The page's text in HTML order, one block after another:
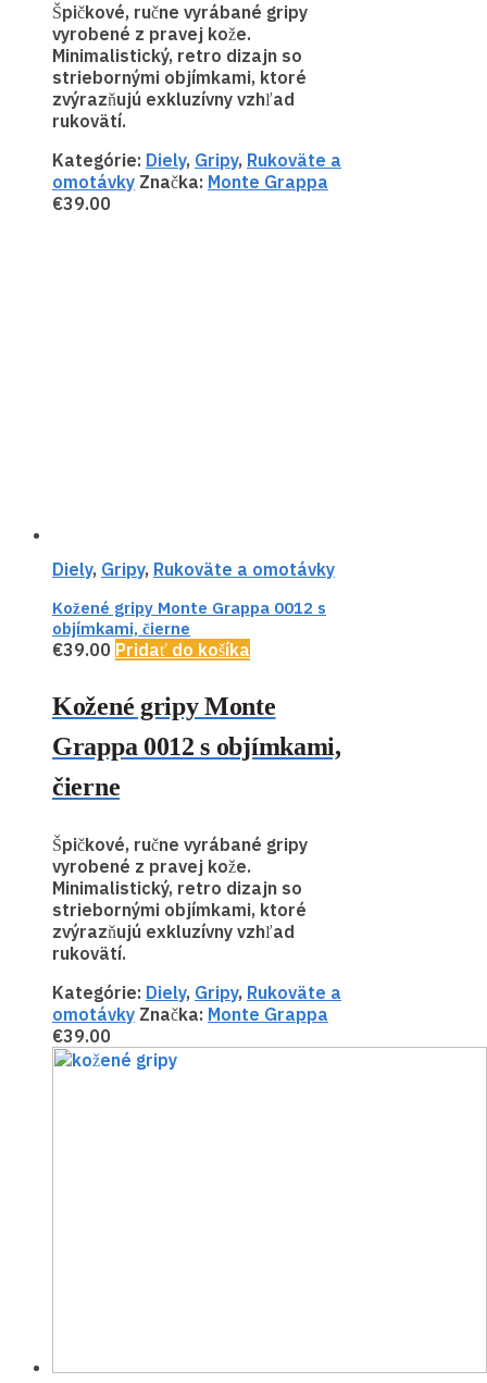
Špičkové, ručne vyrábané gripy
vyrobené z pravej kože.
Minimalistický, retro dizajn so
striebornými objímkami, ktoré
zvýrazňujú exkluzívny vzhľad
rukovätí.
Kategórie: Diely, Gripy, Rukoväte a
omotávky Značka: Monte Grappa
€39.00
Diely, Gripy, Rukoväte a omotávky
Kožené gripy Monte Grappa 0012 s
objímkami, čierne
€39.00 Pridať do košíka
Kožené gripy Monte
Grappa 0012 s objímkami,
čierne
Špičkové, ručne vyrábané gripy
vyrobené z pravej kože.
Minimalistický, retro dizajn so
striebornými objímkami, ktoré
zvýrazňujú exkluzívny vzhľad
rukovätí.
Kategórie: Diely, Gripy, Rukoväte a
omotávky Značka: Monte Grappa
€39.00